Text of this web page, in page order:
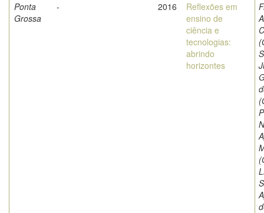
Ponta
Grossa
- 2016
Reflexões em
ensino de
ciência e
tecnologias:
abrindo
horizontes